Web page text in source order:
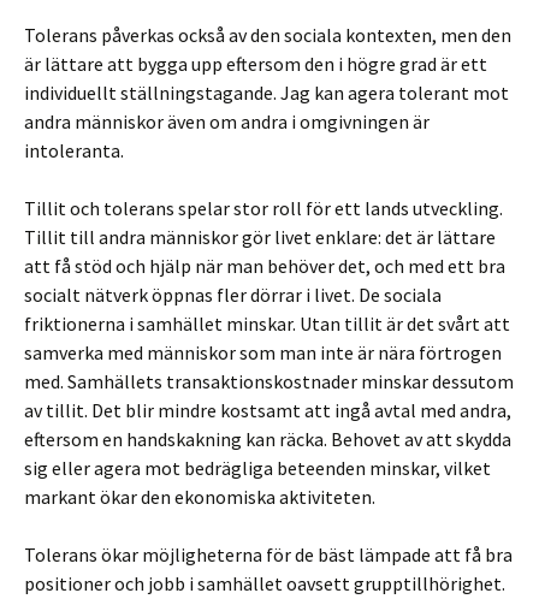
Tolerans påverkas också av den sociala kontexten, men den
är lättare att bygga upp eftersom den i högre grad är ett
individuellt ställningstagande. Jag kan agera tolerant mot
andra människor även om andra i omgivningen är
intoleranta.
Tillit och tolerans spelar stor roll för ett lands utveckling.
Tillit till andra människor gör livet enklare: det är lättare
att få stöd och hjälp när man behöver det, och med ett bra
socialt nätverk öppnas fler dörrar i livet. De sociala
friktionerna i samhället minskar. Utan tillit är det svårt att
samverka med människor som man inte är nära förtrogen
med. Samhällets transaktionskostnader minskar dessutom
av tillit. Det blir mindre kostsamt att ingå avtal med andra,
eftersom en handskakning kan räcka. Behovet av att skydda
sig eller agera mot bedrägliga beteenden minskar, vilket
markant ökar den ekonomiska aktiviteten.
Tolerans ökar möjligheterna för de bäst lämpade att få bra
positioner och jobb i samhället oavsett grupptillhörighet.